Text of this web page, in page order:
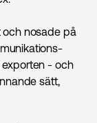
och nosade på
- och
sätt,